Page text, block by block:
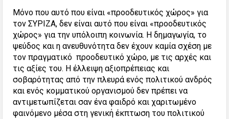
Μόνο που αυτό που είναι «προοδευτικός χώρος» για
τον ΣΥΡΙΖΑ, δεν είναι αυτό που είναι «προοδευτικός
χώρος» για την υπόλοιπη κοινωνία. Η δημαγωγία, το
ψεύδος και η ανευθυνότητα δεν έχουν καμία σχέση με
τον πραγματικό προοδευτικό χώρο, με τις αρχές και
τις αξίες του. Η έλλειψη αξιοπρέπειας και
σοβαρότητας από την πλευρά ενός πολιτικού ανδρός
και ενός κομματικού οργανισμού δεν πρέπει να
αντιμετωπίζεται σαν ένα φαιδρό και χαριτωμένο
φαινόμενο μέσα στη γενική έκπτωση του πολιτικού